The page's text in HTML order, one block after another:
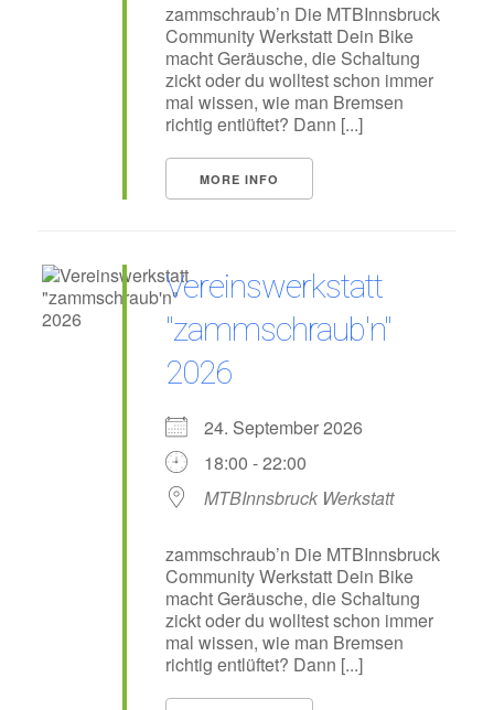
zammschraub’n Die MTBInnsbruck
Community Werkstatt Dein Bike
macht Geräusche, die Schaltung
zickt oder du wolltest schon immer
mal wissen, wie man Bremsen
richtig entlüftet? Dann [...]
MORE INFO
Vereinswerkstatt
"zammschraub'n"
2026
24. September 2026
18:00 - 22:00
MTBInnsbruck Werkstatt
zammschraub’n Die MTBInnsbruck
Community Werkstatt Dein Bike
macht Geräusche, die Schaltung
zickt oder du wolltest schon immer
mal wissen, wie man Bremsen
richtig entlüftet? Dann [...]